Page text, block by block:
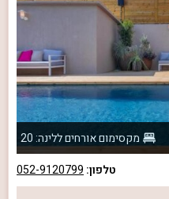
מקסימום אורחים ללינה: 20
טלפון: 052-9120799